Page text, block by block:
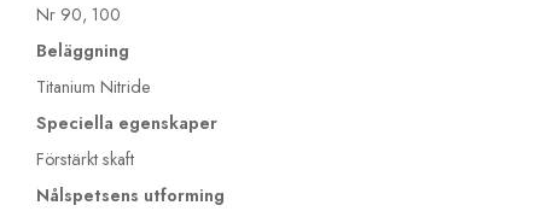
Nr 90, 100
Beläggning
Titanium Nitride
Speciella egenskaper
Förstärkt skaft
Nålspetsens utforming